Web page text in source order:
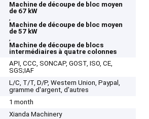
Machine de découpe de bloc moyen
de 67 kW
,
Machine de découpe de bloc moyen
de 57 kW
,
Machine de découpe de blocs
intermédiaires à quatre colonnes
API, CCC, SONCAP, GOST, ISO, CE,
SGS;IAF
L/C, T/T, D/P, Western Union, Paypal,
gramme d'argent, d'autres
1 month
Xianda Machinery